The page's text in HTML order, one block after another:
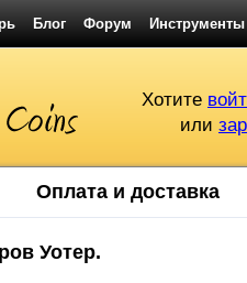
Блог Форум Инструменты
Хотите
или
Оплата и доставка
Уотер.